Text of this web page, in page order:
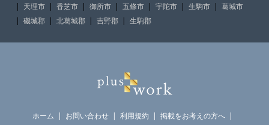
天理市
香芝市 御所市 五條市 宇陀市 生駒市
葛城市
磯城郡
北葛城郡 吉野郡 生駒郡
ホーム お問い合わせ 利用規約
掲載をお考えの方へ